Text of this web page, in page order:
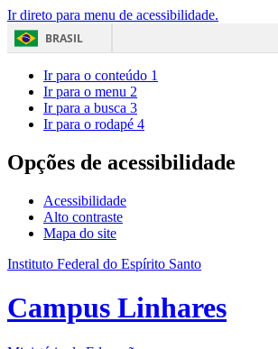
Ir direto para menu de acessibilidade.
BRASIL
Acesso à
Ir para o conteúdo 1
Ir para o menu 2
Ir para a busca 3
Ir para o rodapé 4
Opções de acessibilidade
Acessibilidade
Alto contraste
Mapa do site
Instituto Federal do Espírito Santo
Campus Linhares